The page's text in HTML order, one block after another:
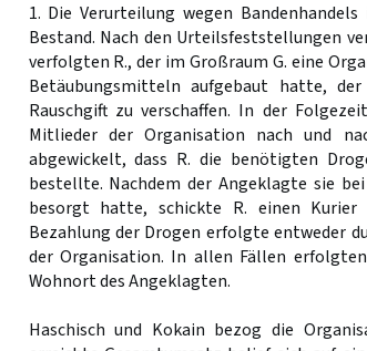
1. Die Verurteilung wegen
Bestand. Nach den Urteilsfeststellungen
verfolgten R., der im Großraum G. eine
Betäubungsmitteln aufgebaut hatte,
Rauschgift zu verschaffen. In der
Mitlieder der Organisation nach und
abgewickelt, dass R. die benötigten
bestellte. Nachdem der Angeklagte sie
besorgt hatte, schickte R. einen
Bezahlung der Drogen erfolgte entweder
der Organisation. In allen Fällen
Wohnort des Angeklagten.
Haschisch und Kokain bezog die